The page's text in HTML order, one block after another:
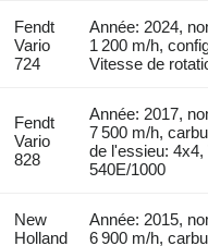
Fendt
Vario
724
Année: 2024,
1 200 m/h,
Vitesse de
Fendt
Vario
828
Année: 2017,
7 500 m/h,
de l'essieu:
540E/1000
New
Holland
Année: 2015,
6 900 m/h,